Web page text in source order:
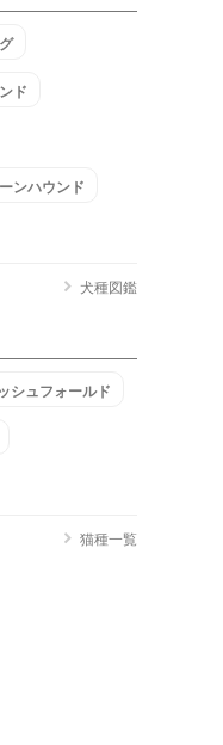
ド
ンハウンド
犬種図鑑
シュフォールド
猫種一覧